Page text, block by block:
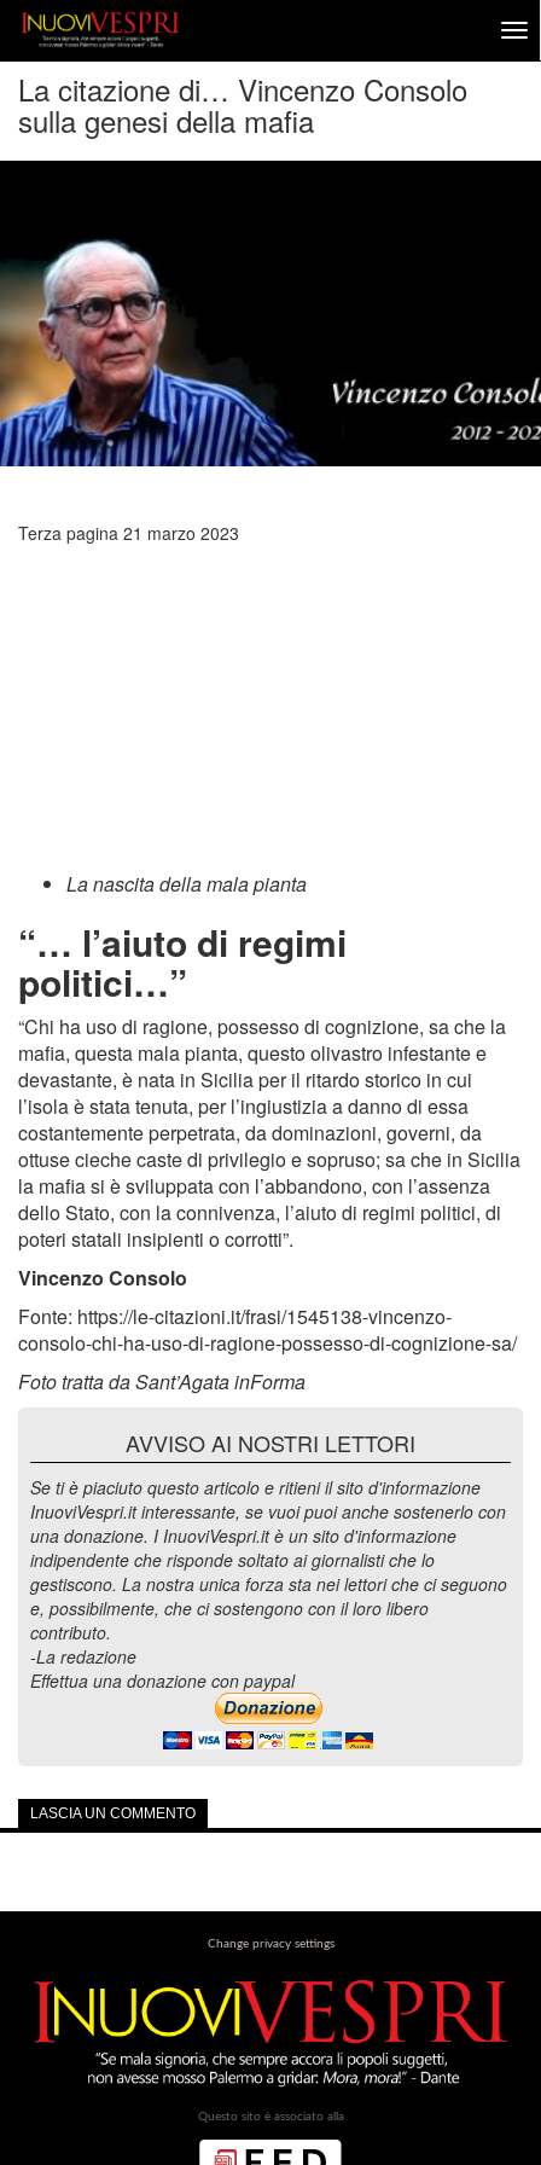
La citazione di… Vincenzo Consolo
sulla genesi della mafia
Terza pagina 21 marzo 2023
La nascita della mala pianta
“… l’aiuto di regimi
politici…”
“Chi ha uso di ragione, possesso di cognizione, sa che la
mafia, questa mala pianta, questo olivastro infestante e
devastante, è nata in Sicilia per il ritardo storico in cui
l’isola è stata tenuta, per l’ingiustizia a danno di essa
costantemente perpetrata, da dominazioni, governi, da
ottuse cieche caste di privilegio e sopruso; sa che in Sicilia
la mafia si è sviluppata con l’abbandono, con l’assenza
dello Stato, con la connivenza, l’aiuto di regimi politici, di
poteri statali insipienti o corrotti”.
Vincenzo Consolo
Fonte: https://le-citazioni.it/frasi/1545138-vincenzo-
consolo-chi-ha-uso-di-ragione-possesso-di-cognizione-sa/
Foto tratta da Sant’Agata inForma
AVVISO AI NOSTRI LETTORI
Se ti è piaciuto questo articolo e ritieni il sito d'informazione
InuoviVespri.it interessante, se vuoi puoi anche sostenerlo con
una donazione. I InuoviVespri.it è un sito d'informazione
indipendente che risponde soltato ai giornalisti che lo
gestiscono. La nostra unica forza sta nei lettori che ci seguono
e, possibilmente, che ci sostengono con il loro libero
contributo.
-La redazione
Effettua una donazione con paypal
LASCIA UN COMMENTO
Change privacy settings
Questo sito è associato alla